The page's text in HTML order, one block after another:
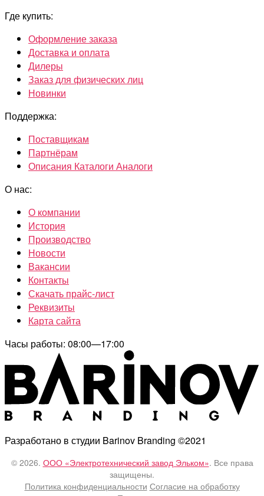
Где купить:
Оформление заказа
Доставка и оплата
Дилеры
Заказ для физических лиц
Новинки
Поддержка:
Поставщикам
Партнёрам
Описания Каталоги Аналоги
О нас:
О компании
История
Производство
Новости
Вакансии
Контакты
Скачать прайс-лист
Реквизиты
Карта сайта
Часы работы: 08:00—17:00
Разработано в студии Barinov Branding ©2021
© 2026. ООО «Электротехнический завод Эльком». Все права
защищены.
Политика конфиденциальности Согласие на обработку